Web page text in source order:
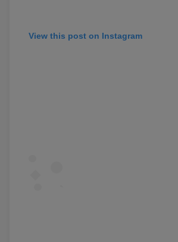
View this post on Instagram